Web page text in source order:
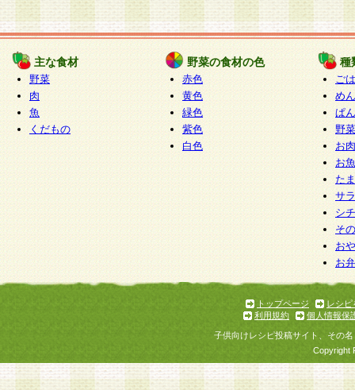
4.本規約は、会員登録希望者による会員登録手続
の当社による会員登録の承認が完了した時点で会
たものとみなされ、会員に対して適用されるもの
5.当社がお聞きする個人情報は、すべて会員登録
で提 供いただいたものと考えております。従っ
自らの個人情報の提供を希望されない場合には、
をお預かりいたしません が、提供されないこと
商品やサービス等をご利用いただけない場合があ
了承ください。
6.当社は、お客様から当社が保有している個人情
加・ 利用停止等を求められた場合には、ご本人
て確認できた場合に限り、法令に準拠して合理的
いただきます。なお、開示 請求等の請求先は個
ります。
1.会員とは、本規約等を承諾のうえ、当社所定の
了し、当社が承認した者、グループとします。な
が以下に該当する場合は会員登録をすることがで
主な食材
野菜
肉
魚
くだもの
野菜の食材の色
赤色
黄色
緑色
紫色
白色
種
ご
めん
ぱん
野
お
お
た
サ
シ
そ
お
お
トップページ
レシピ
利用規約
個人情報保
子供向けレシピ投稿サイト、その
Copyright